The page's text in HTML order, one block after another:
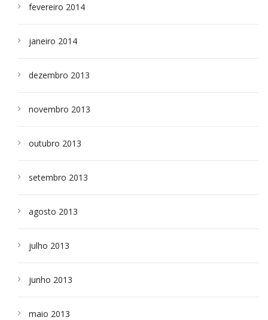
fevereiro 2014
janeiro 2014
dezembro 2013
novembro 2013
outubro 2013
setembro 2013
agosto 2013
julho 2013
junho 2013
maio 2013